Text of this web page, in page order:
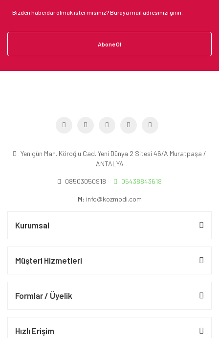
Abone Ol
Yenigün Mah. Köroğlu Cad. Yeni Dünya 2 Sitesi 46/A Muratpaşa /
ANTALYA
08503050918 05438843618
M: info@kozmodi.com
Kurumsal
Müşteri Hizmetleri
Formlar / Üyelik
Hızlı Erişim